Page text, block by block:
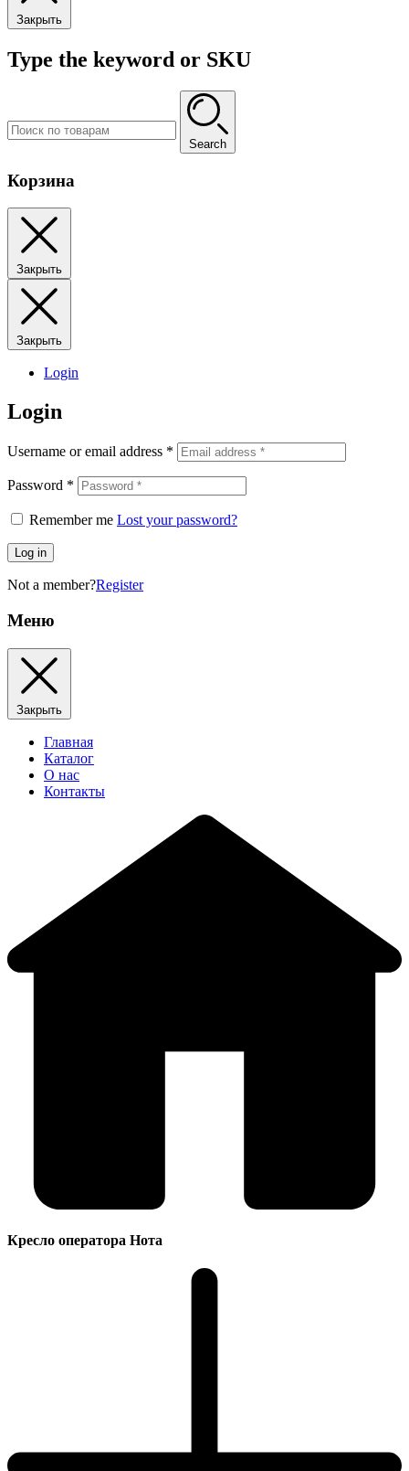
Закрыть
Type the keyword or SKU
Search
Корзина
Закрыть
Закрыть
Login
Login
Username or email address *
Password *
Remember me Lost your password?
Log in
Not a member?Register
Меню
Закрыть
Главная
Каталог
О нас
Контакты
Кресло оператора Нота